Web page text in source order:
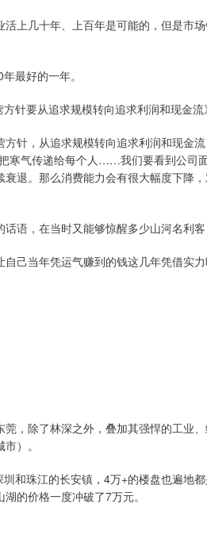
上几十年、上百年是可能的，但是市
最好的一年。
针要从追求规模转向追求利润和现金流
针，从追求规模转向追求利润和现金
寒气传递给每个人……我们要看到公司
退。那么消费能力会有很大幅度下降
语，在当时又能够惊醒多少山河名利客
己当年凭运气赚到的钱这几年凭借实力
，除了林深之外，叠加其强悍的工业
）。
和珠江的长安镇，4万+的楼盘也遍地
的价格一度冲破了7万元。